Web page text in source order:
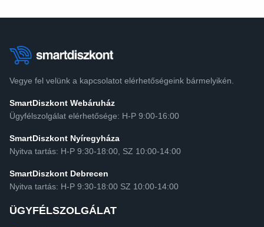
Vegye fel velünk a kapcsolatot elérhetőségeink bármelyikén.
SmartDiszkont Webáruház
Ügyfélszolgálat elérhetősége: H-P 9:00-16:00
SmartDiszkont Nyíregyháza
Nyitva tartás: H-P 9:30-18:00, SZ 10:00-14:00
SmartDiszkont Debrecen
Nyitva tartás: H-P 9:30-18:00 SZ 10:00-14:00
ÜGYFÉLSZOLGÁLAT